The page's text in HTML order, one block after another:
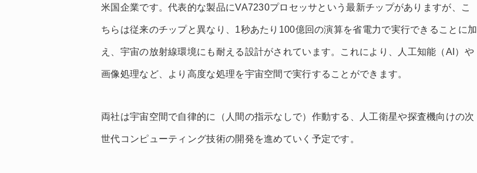
米国企業です。代表的な製品にVA7230プロセッサという最新チップがありますが、こ
ちらは従来のチップと異なり、1秒あたり100億回の演算を省電力で実行できることに加
え、宇宙の放射線環境にも耐える設計がされています。これにより、人工知能（AI）や
画像処理など、より高度な処理を宇宙空間で実行することができます。
両社は宇宙空間で自律的に（人間の指示なしで）作動する、人工衛星や探査機向けの次
世代コンピューティング技術の開発を進めていく予定です。